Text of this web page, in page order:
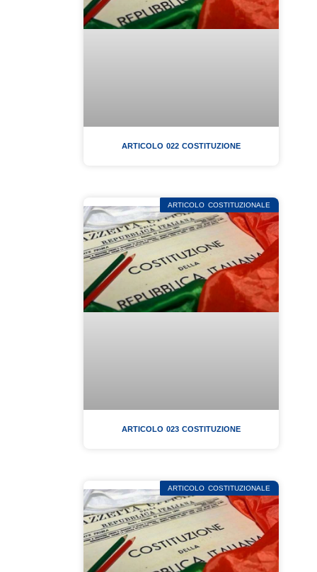
ARTICOLO 022 COSTITUZIONE
ARTICOLO COSTITUZIONALE
ARTICOLO 023 COSTITUZIONE
ARTICOLO COSTITUZIONALE